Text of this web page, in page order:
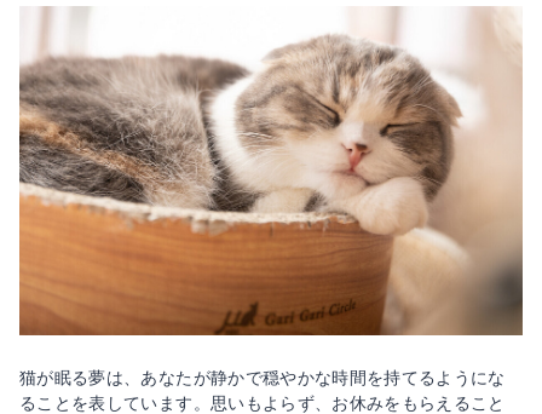
猫が眠る夢は、あなたが静かで穏やかな時間を持てるようにな
ることを表しています。思いもよらず、お休みをもらえること